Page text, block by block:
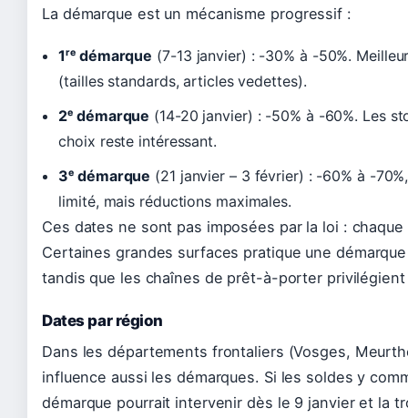
La démarque est un mécanisme progressif :
1ʳᵉ démarque (7-13 janvier) : -30% à -50%.
(tailles standards, articles vedettes).
2ᵉ démarque (14-20 janvier) : -50% à -60%. Les
choix reste intéressant.
3ᵉ démarque (21 janvier – 3 février) : -60% à -
limité, mais réductions maximales.
Ces dates ne sont pas imposées par la loi :
Certaines grandes surfaces pratique une
tandis que les chaînes de prêt-à-porter
Dates par région
Dans les départements frontaliers (Vosges,
influence aussi les démarques. Si les soldes y
démarque pourrait intervenir dès le 9 janvier et la